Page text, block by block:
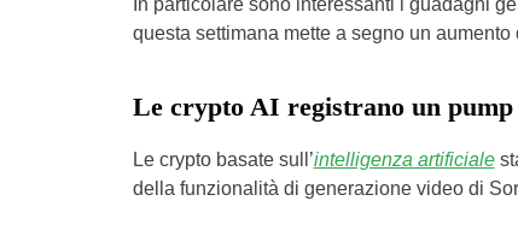
In particolare sono interessanti i guadagni
questa settimana mette a segno un aumento
Le crypto AI registrano un
Le crypto basate sull’intelligenza artificiale
della funzionalità di generazione video di